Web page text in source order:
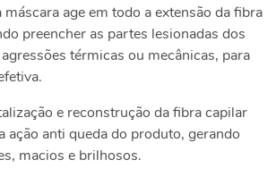
age em todo a extensão da fibra
preencher as partes lesionadas dos
térmicas ou mecânicas, para
e reconstrução da fibra capilar
ação anti queda do produto, gerando
macios e brilhosos.